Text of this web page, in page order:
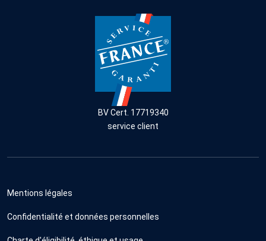
BV Cert. 17719340
service client
Mentions légales
Confidentialité et données personnelles